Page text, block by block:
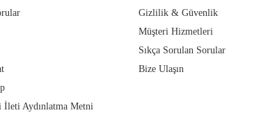
Aydınlatma Metni
Gizlilik & Güvenlik
Müşteri Hizmetleri
Sıkça Sorulan Sorular
Bize Ulaşın